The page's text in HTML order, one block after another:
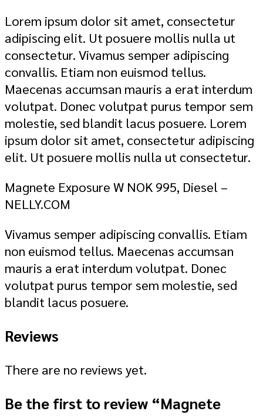
Lorem ipsum dolor sit amet, consectetur
adipiscing elit. Ut posuere mollis nulla ut
consectetur. Vivamus semper adipiscing
convallis. Etiam non euismod tellus.
Maecenas accumsan mauris a erat interdum
volutpat. Donec volutpat purus tempor sem
molestie, sed blandit lacus posuere. Lorem
ipsum dolor sit amet, consectetur adipiscing
elit. Ut posuere mollis nulla ut consectetur.
Magnete Exposure W NOK 995, Diesel –
NELLY.COM
Vivamus semper adipiscing convallis. Etiam
non euismod tellus. Maecenas accumsan
mauris a erat interdum volutpat. Donec
volutpat purus tempor sem molestie, sed
blandit lacus posuere.
Reviews
There are no reviews yet.
Be the first to review “Magnete